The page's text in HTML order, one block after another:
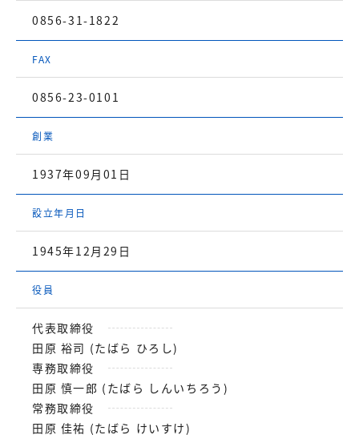
0856-31-1822
FAX
0856-23-0101
創業
1937年09月01日
設立年月日
1945年12月29日
役員
代表取締役
田原 裕司 (たばら ひろし)
専務取締役
田原 慎一郎 (たばら しんいちろう)
常務取締役
田原 佳祐 (たばら けいすけ)